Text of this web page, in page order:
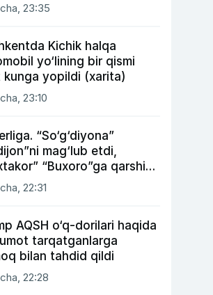
23:35
Kichik halqa
yo‘lining bir qismi
kunga yopildi (xarita)
23:10
“So‘g‘diyona”
mag‘lub etdi,
“Buxoro”ga qarshi
g‘alabani qo‘ldan
22:31
AQSH o‘q-dorilari haqida
tarqatganlarga
bilan tahdid qildi
22:28